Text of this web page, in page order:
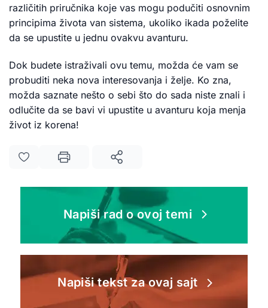
različitih priručnika koje vas mogu podučiti osnovnim
principima života van sistema, ukoliko ikada poželite
da se upustite u jednu ovakvu avanturu.
Dok budete istraživali ovu temu, možda će vam se
probuditi neka nova interesovanja i želje. Ko zna,
možda saznate nešto o sebi što do sada niste znali i
odlučite da se bavi vi upustite u avanturu koja menja
život iz korena!
Napiši rad o ovoj temi
Napiši tekst za ovaj sajt